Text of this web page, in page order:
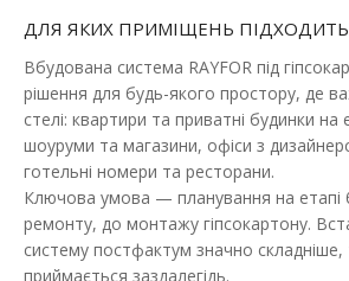
1 125.28 грн
ДО КОШИКА
В порівняння
В закладки
ДЛЯ ЯКИХ ПРИМІЩЕНЬ ПІДХОДИТЬ
Вбудована система RAYFOR під
рішення для будь-якого простору, де
стелі: квартири та приватні будинки на
шоуруми та магазини, офіси з
готельні номери та ресторани.
Ключова умова — планування на етапі
ремонту, до монтажу гіпсокартону.
систему постфактум значно
приймається заздалегідь.